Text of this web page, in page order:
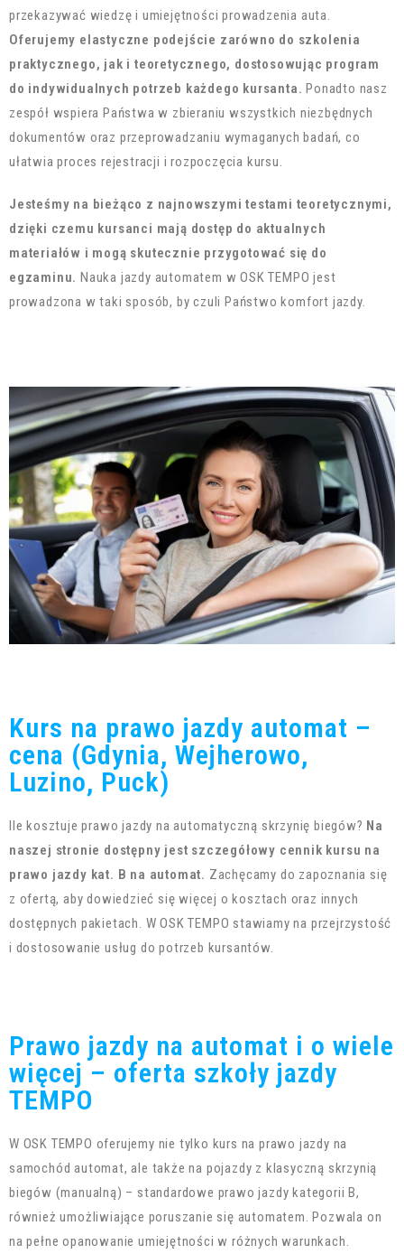
przekazywać wiedzę i umiejętności prowadzenia auta.
Oferujemy elastyczne podejście zarówno do szkolenia
praktycznego, jak i teoretycznego, dostosowując program
do indywidualnych potrzeb każdego kursanta.Ponadto nasz
zespół wspiera Państwa w zbieraniu wszystkich niezbędnych
dokumentów oraz przeprowadzaniu wymaganych badań, co
ułatwia proces rejestracji i rozpoczęcia kursu.
Jesteśmy na bieżąco z najnowszymi testami teoretycznymi,
dzięki czemu kursanci mają dostęp do aktualnych
materiałów i mogą skutecznie przygotować się do
egzaminu. Nauka jazdy automatem w OSK TEMPO jest
prowadzona w taki sposób, by czuli Państwo komfort jazdy.
Kurs na prawo jazdy automat –
cena (Gdynia, Wejherowo,
Luzino, Puck)
Ile kosztuje prawo jazdy na automatyczną skrzynię biegów? Na
naszej stronie dostępny jest szczegółowy cennik kursu na
prawo jazdy kat. B na automat. Zachęcamy do zapoznania się
z ofertą, aby dowiedzieć się więcej o kosztach oraz innych
dostępnych pakietach. W OSK TEMPO stawiamy na przejrzystość
i dostosowanie usług do potrzeb kursantów.
Prawo jazdy na automat i o wiele
więcej – oferta szkoły jazdy
TEMPO
W OSK TEMPO oferujemy nie tylko kurs na prawo jazdy na
samochód automat, ale także na pojazdy z klasyczną skrzynią
biegów (manualną) – standardowe prawo jazdy kategorii B,
również umożliwiające poruszanie się automatem. Pozwala on
na pełne opanowanie umiejętności w różnych warunkach.